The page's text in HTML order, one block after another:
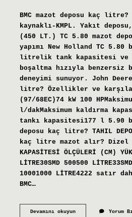
BMC mazot deposu kaç litre?
kaynaklı-KMPL. Yakıt
(450 LT.) TC 5.80 mazot
yapımı New Holland TC
litrelik tank kapasitesi ve
boşaltma hızıyla benzersiz
deneyimi sunuyor. John
litre? Özellikler ve
(97/68EC)74 kW 100
l/dakMaksimum kaldırma
tankı kapasitesi177 l 5.90
deposu kaç litre? TAHIL
kaç litre mazot alır? Dizel
KAPASİTESİ ÖLÇÜLERİ (CM)
LİTRE30SMD 500500
10001000 LİTRE4222 satır
BMC…
Devamını okuyun8060
Yorum